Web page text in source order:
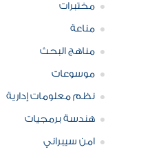
مختبرات
مناعة
مناهج البحث
موسوعات
نظم معلومات إدارية
هندسة برمجيات
امن سيبراني